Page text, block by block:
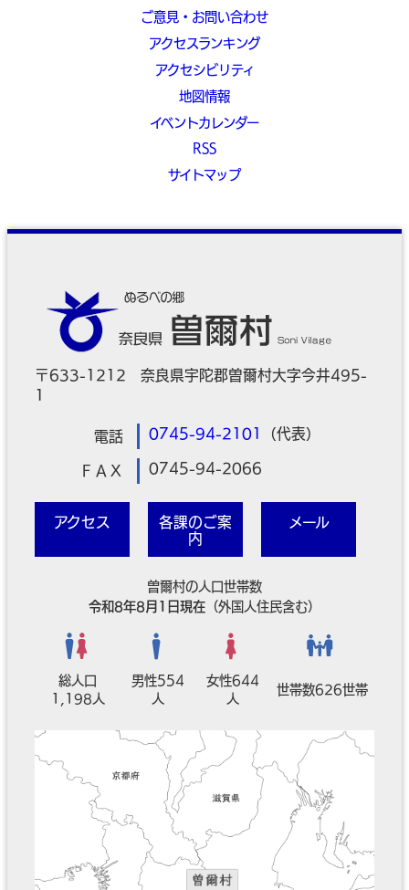
ご意見・お問い合わせ
アクセスランキング
アクセシビリティ
地図情報
イベントカレンダー
RSS
サイトマップ
〒633-1212 奈良県宇陀郡曽爾村大字今井495-
1
電話 0745-94-2101 （代表）
ＦＡＸ 0745-94-2066
アクセス
各課のご案
内
メール
曽爾村の人口世帯数
令和8年8月1日現在 （外国人住民含む）
総人口
1,198人
男性554
人
女性644
人
世帯数626世帯